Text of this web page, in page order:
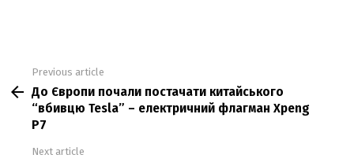
more
Previous article
До Європи почали постачати китайського
“вбивцю Tesla” – електричний флагман Xpeng
P7
Next article